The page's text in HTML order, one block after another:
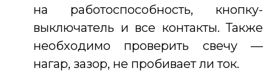
на работоспособность, кнопку-
выключатель и все контакты. Также
необходимо проверить свечу —
нагар, зазор, не пробивает ли ток.